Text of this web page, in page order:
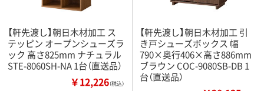
【軒先渡し】朝日木材加工 ス
テッピン オープンシューズラ
ック 高さ825mm ナチュラル
STE-8060SH-NA 1台（直送品）
￥12,226（税込）
【軒先渡し】朝日木材加工 引
き戸シューズボックス 幅
790×奥行406×高さ886mm
ブラウン COC-9080SB-DB 1
台（直送品）